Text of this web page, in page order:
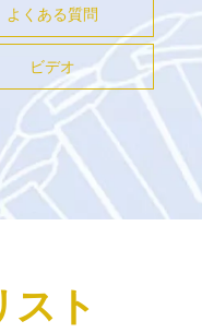
よくある質問
ビデオ
ト